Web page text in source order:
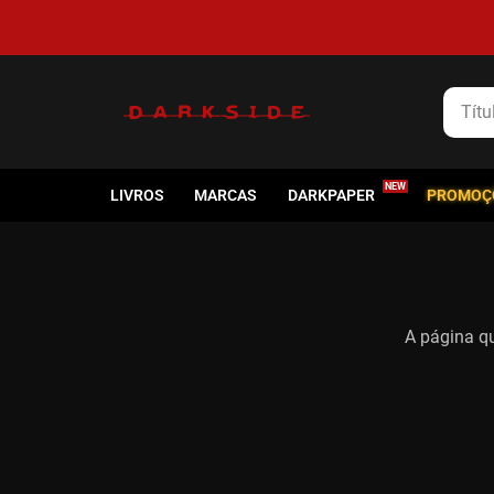
LIVROS MARCAS DARKPAPER
A página